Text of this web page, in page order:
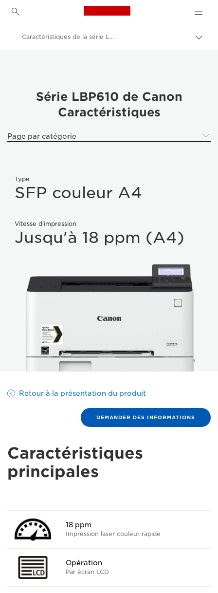
Canon Logo, back to
Caractéristiques de la série LBP610
Série LBP610 de Canon
Caractéristiques
Page par catégorie
Type
SFP couleur A4
Vitesse d'impression
Jusqu'à 18 ppm (A4)
Retour à la présentation du produit
DEMANDER DES INFORMATIONS
Caractéristiques
principales
18 ppm
Impression laser couleur rapide
Opération
Par écran LCD